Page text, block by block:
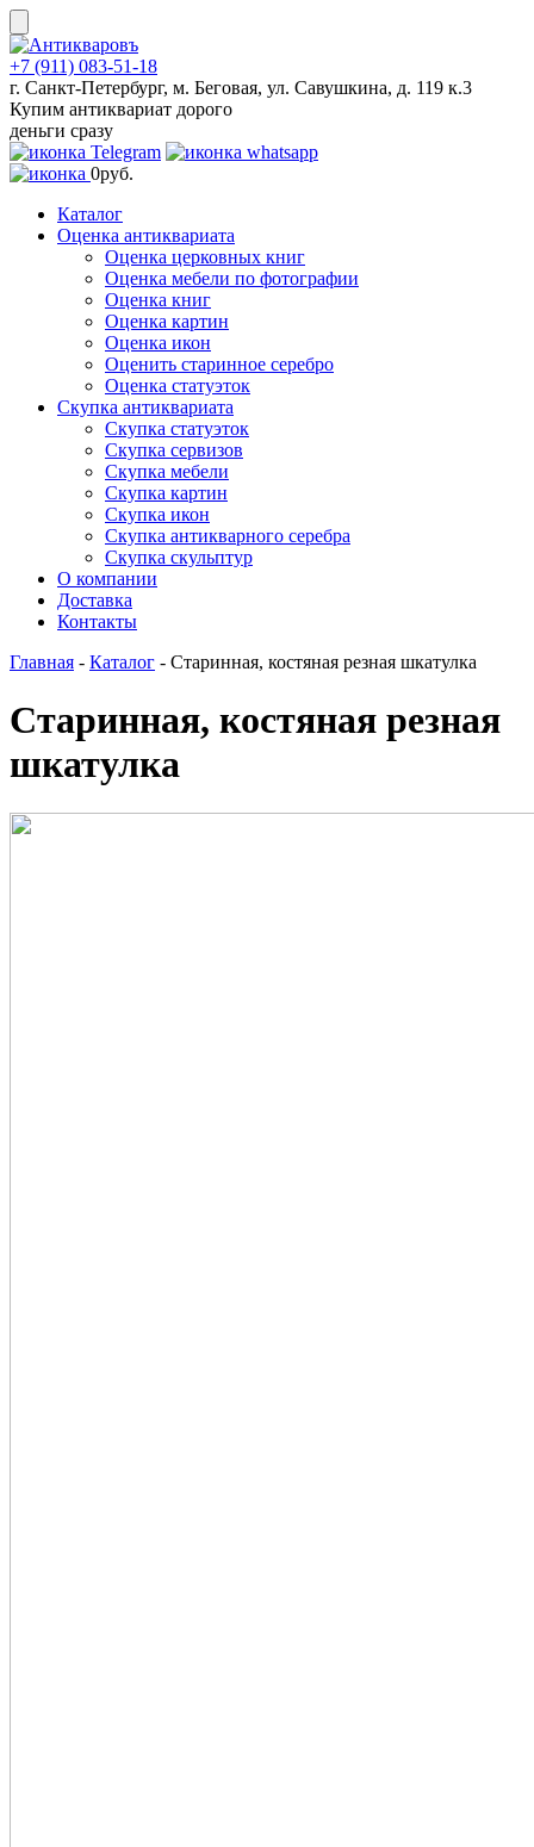
Skip
to
content
+7 (911) 083-51-18
г. Санкт-Петербург, м. Беговая, ул. Савушкина, д. 119 к.3
Купим антиквариат дорого
деньги сразу
0руб.
Каталог
Оценка антиквариата
Оценка церковных книг
Оценка мебели по фотографии
Оценка книг
Оценка картин
Оценка икон
Оценить старинное серебро
Оценка статуэток
Скупка антиквариата
Скупка статуэток
Скупка сервизов
Скупка мебели
Скупка картин
Скупка икон
Скупка антикварного серебра
Скупка скульптур
О компании
Доставка
Контакты
Главная - Каталог - Старинная, костяная резная шкатулка
Старинная, костяная резная
шкатулка